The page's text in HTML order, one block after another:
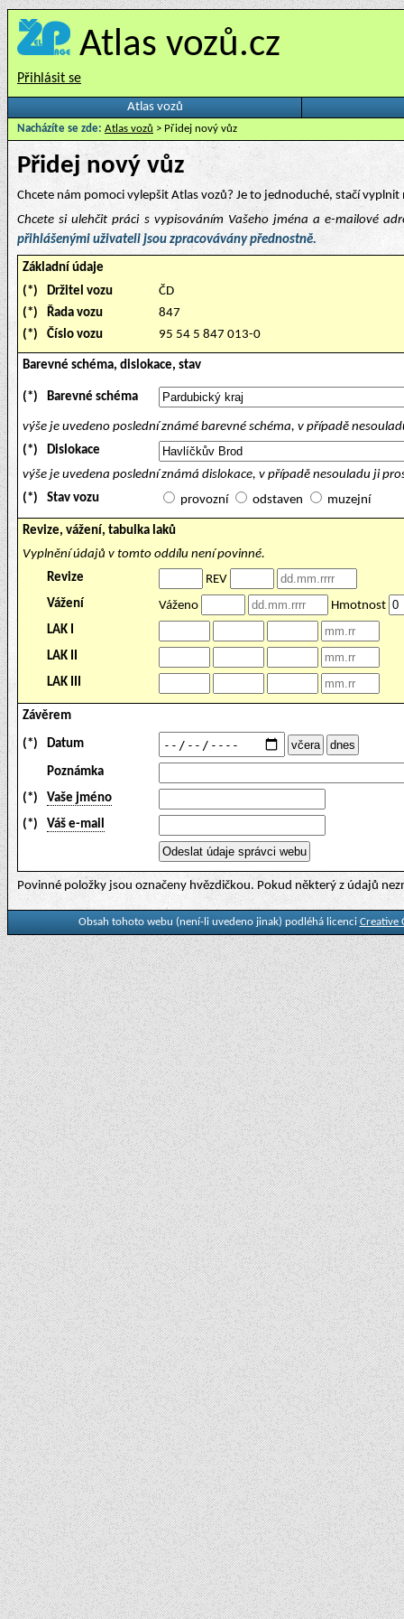
Atlas vozů.cz
Přihlásit se
Atlas vozů
Nacházíte se zde: Atlas vozů > Přidej nový vůz
Přidej nový vůz
Chcete nám pomoci vylepšit Atlas vozů? Je to jednoduché, stačí
Chcete si ulehčit práci s vypisováním Vašeho jména a e-mailové
přihlášenými uživateli jsou zpracovávány přednostně.
Základní údaje
(*)
Držitel vozu
ČD
(*)
Řada vozu
847
(*)
Číslo vozu 95 54 5 847 013-0
Barevné schéma, dislokace, stav
(*) Barevné schéma
výše je uvedeno poslední známé barevné schéma, v případě
(*)
Dislokace
výše je uvedena poslední známá dislokace, v případě nesouladu ji
(*)
Stav vozu provozní odstaven muzejní
Revize, vážení, tabulka laků
Vyplnění údajů v tomto oddílu není povinné.
Revize
REV
Vážení
Váženo
Hmotnost
LAK I
LAK II
LAK III
Závěrem
(*) Datum
Poznámka
(*)
Vaše jméno
(*)
Váš e-mail
Povinné položky jsou označeny hvězdičkou. Pokud některý z údajů
Obsah tohoto webu (není-li uvedeno jinak) podléhá licenci Creative